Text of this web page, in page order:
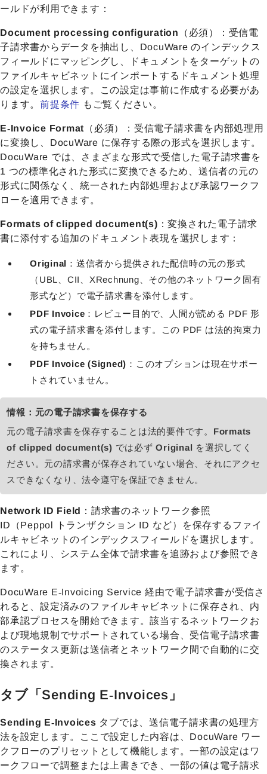
ールドが利用できます：
Document processing configuration
（必須）：受信電
子請求書からデータを抽出し、DocuWare のインデックス
フィールドにマッピングし、ドキュメントをターゲットの
ファイルキャビネットにインポートするドキュメント処理
の設定を選択します。この設定は事前に作成する必要があ
ります。 前提条件 もご覧ください。
E‑Invoice Format （必須）：受信電子請求書を内部処理用
に変換し、DocuWare に保存する際の形式を選択します。
DocuWare では、さまざまな形式で受信した電子請求書を
1 つの標準化された形式に変換できるため、送信者の元の
形式に関係なく、統一された内部処理および承認ワークフ
ローを適用できます。
Formats of clipped document(s) ：変換された電子請求
書に添付する追加のドキュメント表現を選択します：
Original ：送信者から提供された配信時の元の形式
（UBL、CII、XRechnung、その他のネットワーク固有
形式など）で電子請求書を添付します。
PDF Invoice ：レビュー目的で、人間が読める PDF 形
式の電子請求書を添付します。この PDF は法的拘束力
を持ちません。
PDF Invoice (Signed) ：このオプションは現在サポー
トされていません。
情報：元の電子請求書を保存する
元の電子請求書を保存することは法的要件です。 Formats
of clipped document(s) では必ずOriginal を選択してく
ださい。元の請求書が保存されていない場合、それにアクセ
スできなくなり、法令遵守を保証できません。
Network ID Field ：請求書のネットワーク参照
ID（Peppol トランザクション ID など）を保存するファイ
ルキャビネットのインデックスフィールドを選択します。
これにより、システム全体で請求書を追跡および参照でき
ます。
DocuWare E‑Invoicing Service 経由で電子請求書が受信さ
れると、設定済みのファイルキャビネットに保存され、内
部承認プロセスを開始できます。該当するネットワークお
よび現地規制でサポートされている場合、受信電子請求書
のステータス更新は送信者とネットワーク間で自動的に交
換されます。
タブ「Sending E‑Invoices」
Sending E‑Invoices タブでは、送信電子請求書の処理方
法を設定します。ここで設定した内容は、DocuWare ワー
クフローのプリセットとして機能します。一部の設定はワ
ークフローで調整または上書きでき、一部の値は電子請求